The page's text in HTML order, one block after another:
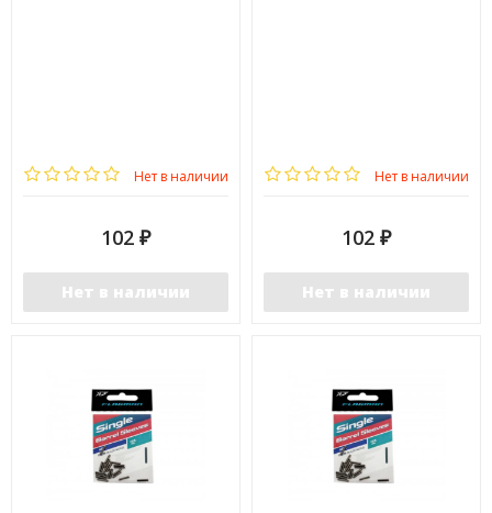
Нет в наличии
102 ₽
Нет в наличии
Нет в наличии
102 ₽
Нет в наличии